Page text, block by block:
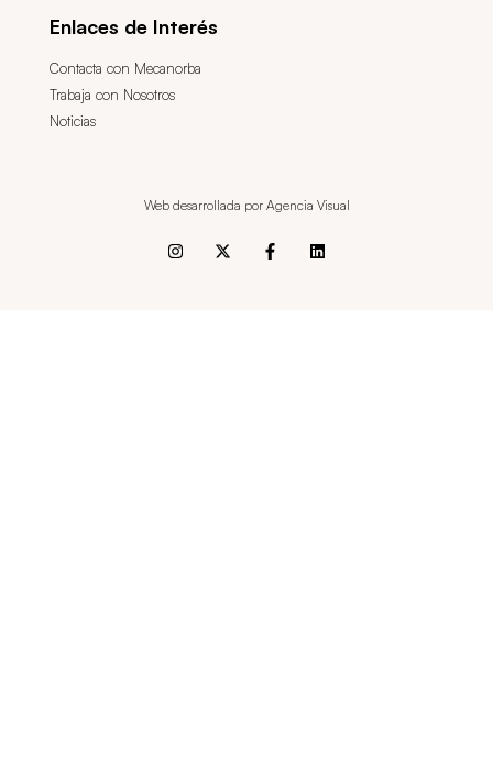
Enlaces de Interés
Contacta con Mecanorba
Trabaja con Nosotros
Noticias
Web desarrollada por Agencia Visual